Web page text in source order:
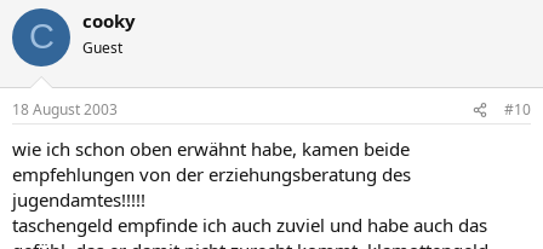
C cooky
Guest
18 August 2003 #10
wie ich schon oben erwähnt habe, kamen beide
empfehlungen von der erziehungsberatung des
jugendamtes!!!!!
taschengeld empfinde ich auch zuviel und habe auch das